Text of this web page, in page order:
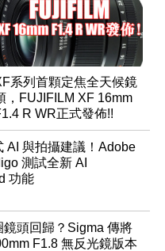
系列首顆定焦全天候鏡
，FUJIFILM XF 16mm
R WR正式發佈!!
AI 與拍攝建議！Adobe
測試全新 AI
功能
鏡頭回歸？Sigma 傳將
F1.8 無反光鏡版本